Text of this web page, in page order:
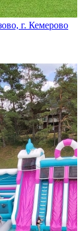
г. Кемерово